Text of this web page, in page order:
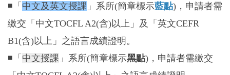
◾「 中文及英文授課 」系所(簡章標示藍點)，申請者需
繳交「中文TOCFL A2(含)以上」及「英文CEFR
B1(含)以上」之語言成績證明。
◾「 中文授課 」系所(簡章標示黑點)，申請者需繳交